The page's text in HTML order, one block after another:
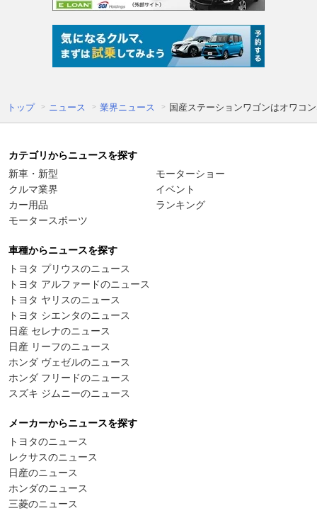
トップ ニュース 業界ニュース 国産ステーションワゴンはオワコ
カテゴリからニュースを探す
新車・新型
クルマ業界
カー用品
モータースポーツ
モーターショー
イベント
ランキング
車種からニュースを探す
トヨタ プリウスのニュース
トヨタ アルファードのニュース
トヨタ ヤリスのニュース
トヨタ シエンタのニュース
日産 セレナのニュース
日産 リーフのニュース
ホンダ ヴェゼルのニュース
ホンダ フリードのニュース
スズキ ジムニーのニュース
メーカーからニュースを探す
トヨタのニュース
レクサスのニュース
日産のニュース
ホンダのニュース
三菱のニュース